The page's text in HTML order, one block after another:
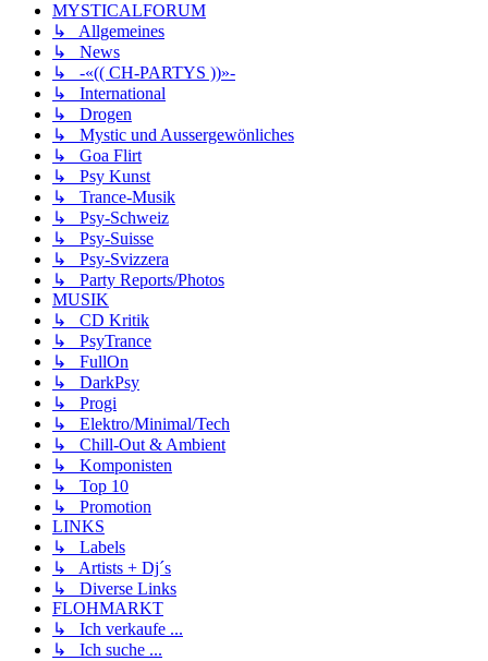
MYSTICALFORUM
↳ Allgemeines
↳ News
↳ -«(( CH-PARTYS ))»-
↳ International
↳ Drogen
↳ Mystic und Aussergewönliches
↳ Goa Flirt
↳ Psy Kunst
↳ Trance-Musik
↳ Psy-Schweiz
↳ Psy-Suisse
↳ Psy-Svizzera
↳ Party Reports/Photos
MUSIK
↳ CD Kritik
↳ PsyTrance
↳ FullOn
↳ DarkPsy
↳ Progi
↳ Elektro/Minimal/Tech
↳ Chill-Out & Ambient
↳ Komponisten
↳ Top 10
↳ Promotion
LINKS
↳ Labels
↳ Artists + Dj´s
↳ Diverse Links
FLOHMARKT
↳ Ich verkaufe ...
↳ Ich suche ...